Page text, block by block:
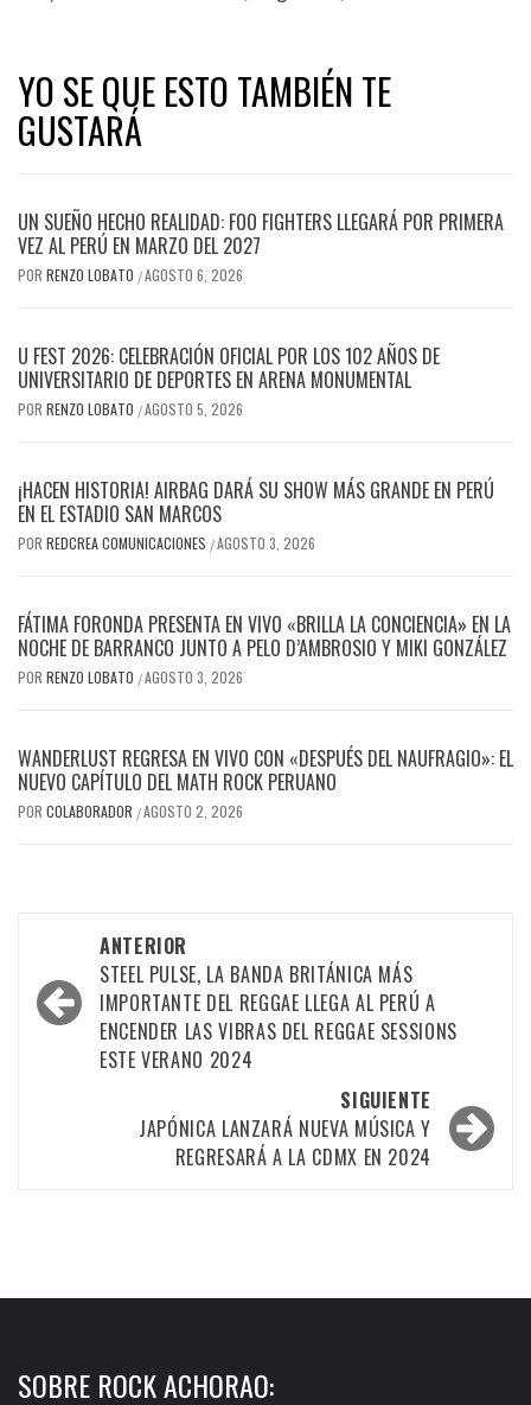
YO SE QUE ESTO TAMBIÉN TE
GUSTARÁ
UN SUEÑO HECHO REALIDAD: FOO FIGHTERS LLEGARÁ POR PRIMERA
VEZ AL PERÚ EN MARZO DEL 2027
POR RENZO LOBATO /AGOSTO 6, 2026
U FEST 2026: CELEBRACIÓN OFICIAL POR LOS 102 AÑOS DE
UNIVERSITARIO DE DEPORTES EN ARENA MONUMENTAL
POR RENZO LOBATO /AGOSTO 5, 2026
¡HACEN HISTORIA! AIRBAG DARÁ SU SHOW MÁS GRANDE EN PERÚ
EN EL ESTADIO SAN MARCOS
POR REDCREA COMUNICACIONES /AGOSTO 3, 2026
FÁTIMA FORONDA PRESENTA EN VIVO «BRILLA LA CONCIENCIA» EN LA
NOCHE DE BARRANCO JUNTO A PELO D’AMBROSIO Y MIKI GONZÁLEZ
POR RENZO LOBATO /AGOSTO 3, 2026
WANDERLUST REGRESA EN VIVO CON «DESPUÉS DEL NAUFRAGIO»: EL
NUEVO CAPÍTULO DEL MATH ROCK PERUANO
POR COLABORADOR /AGOSTO 2, 2026
Navegación
por
las
entradas
ANTERIOR
STEEL PULSE, LA BANDA BRITÁNICA MÁS
IMPORTANTE DEL REGGAE LLEGA AL PERÚ A
ENCENDER LAS VIBRAS DEL REGGAE SESSIONS
ESTE VERANO 2024
SIGUIENTE
JAPÓNICA LANZARÁ NUEVA MÚSICA Y
REGRESARÁ A LA CDMX EN 2024
SOBRE ROCK ACHORAO: